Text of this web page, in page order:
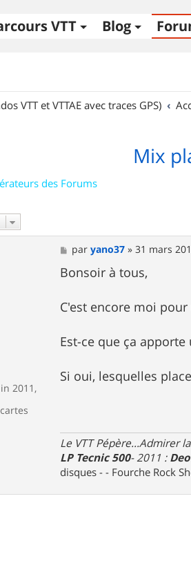
VTT Blog
VTT et VTTAE avec traces GPS)
Mix
des Forums
2011,
M
e
s
s
g
e
paryano37 »31 mars
Bonsoir à tous,
C'est encore moi
Est-ce que ça
Si oui, lesquelles
Le VTT Pépère...Admirer
LP Tecnic 500- 2011 :
disques - - Fourche Rock